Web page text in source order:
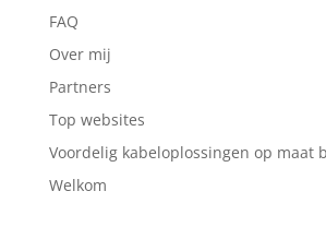
FAQ
Over mij
Partners
Top websites
Voordelig kabeloplossingen op maat
Welkom